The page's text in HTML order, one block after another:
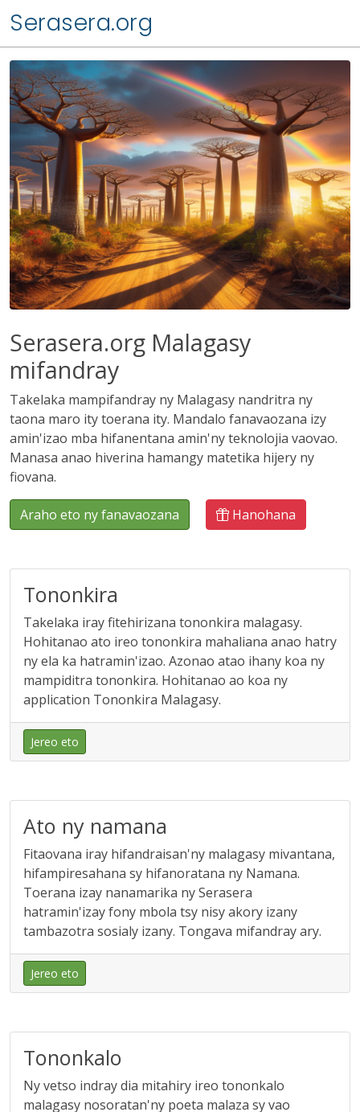
Serasera.org
Serasera.org Malagasy
mifandray
Takelaka mampifandray ny Malagasy nandritra ny
taona maro ity toerana ity. Mandalo fanavaozana izy
amin'izao mba hifanentana amin'ny teknolojia vaovao.
Manasa anao hiverina hamangy matetika hijery ny
fiovana.
Araho eto ny fanavaozana Hanohana
Tononkira
Takelaka iray fitehirizana tononkira malagasy.
Hohitanao ato ireo tononkira mahaliana anao hatry
ny ela ka hatramin'izao. Azonao atao ihany koa ny
mampiditra tononkira. Hohitanao ao koa ny
application Tononkira Malagasy.
Jereo eto
Ato ny namana
Fitaovana iray hifandraisan'ny malagasy mivantana,
hifampiresahana sy hifanoratana ny Namana.
Toerana izay nanamarika ny Serasera
hatramin'izay fony mbola tsy nisy akory izany
tambazotra sosialy izany. Tongava mifandray ary.
Jereo eto
Tononkalo
Ny vetso indray dia mitahiry ireo tononkalo
malagasy nosoratan'ny poeta malaza sy vao